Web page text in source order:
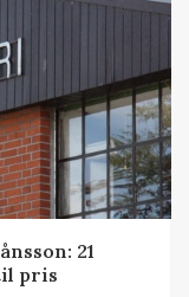
21
pris